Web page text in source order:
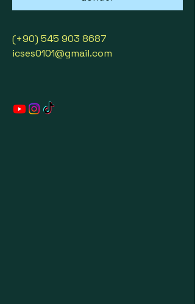
(+90) 545 903 8687
icses0101@gmail.com